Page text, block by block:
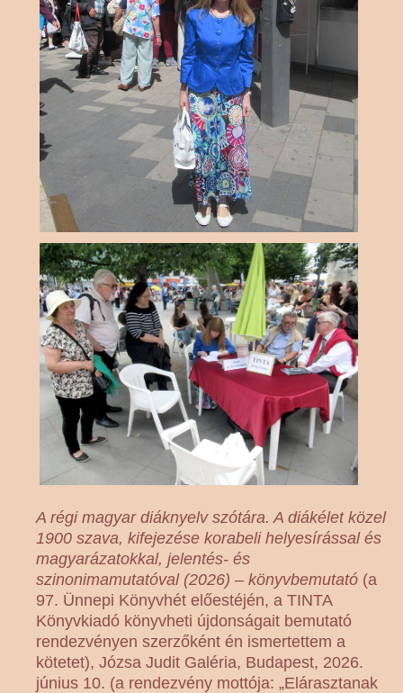
A régi magyar diáknyelv szótára. A diákélet közel
1900 szava, kifejezése korabeli helyesírással és
magyarázatokkal, jelentés- és
szinonimamutatóval (2026) – könyvbemutató (a
97. Ünnepi Könyvhét előestéjén, a TINTA
Könyvkiadó könyvheti újdonságait bemutató
rendezvényen szerzőként én ismertettem a
kötetet), Józsa Judit Galéria, Budapest, 2026.
június 10. (a rendezvény mottója: „Elárasztanak